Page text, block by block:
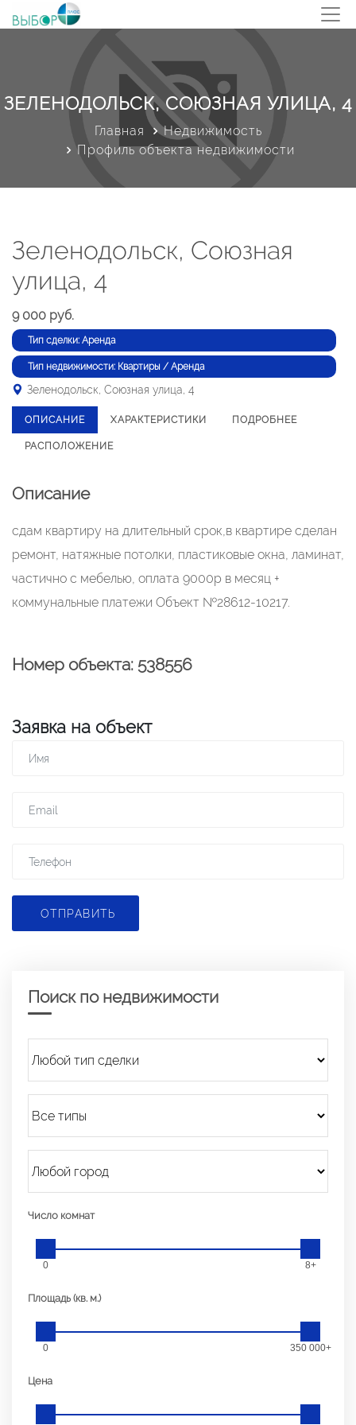
ЗЕЛЕНОДОЛЬСК, СОЮЗНАЯ УЛИЦА, 4
Главная
Недвижимость
Профиль объекта недвижимости
Зеленодольск, Союзная
улица, 4
9 000 руб.
Тип сделки: Аренда
Тип недвижимости: Квартиры / Аренда
Зеленодольск, Союзная улица, 4
ОПИСАНИЕ ХАРАКТЕРИСТИКИ ПОДРОБНЕЕ
РАСПОЛОЖЕНИЕ
Описание
сдам квартиру на длительный срок,в квартире сделан
ремонт, натяжные потолки, пластиковые окна, ламинат,
частично с мебелью, оплата 9000р в месяц +
коммунальные платежи Объект №28612-10217.
Номер объекта: 538556
Заявка на объект
ОТПРАВИТЬ
Поиск по недвижимости
Число комнат
0 8+
Площадь (кв. м.)
0 350 000+
Цена